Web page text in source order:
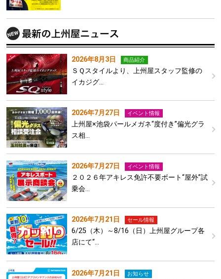
2026年8月3日 商品紹介
ＳＱスタイルより、上州屋スタッフ監修の
イカジグ…
2026年7月27日 イベント情報
上州屋×池袋パールメガネ“度付き”偏光グラ
ス相…
2026年7月27日 イベント情報
２０２６年アキレス免許不要ボート“屋外”試
乗会…
2026年7月21日 セール情報
6/25（木）～8/16（日）上州屋グループ各
店にて“…
2026年7月21日 お知らせ